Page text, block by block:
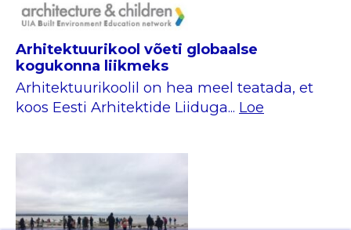
Arhitektuurikool võeti globaalse
kogukonna liikmeks
Arhitektuurikoolil on hea meel teatada, et
koos Eesti Arhitektide Liiduga... Loe